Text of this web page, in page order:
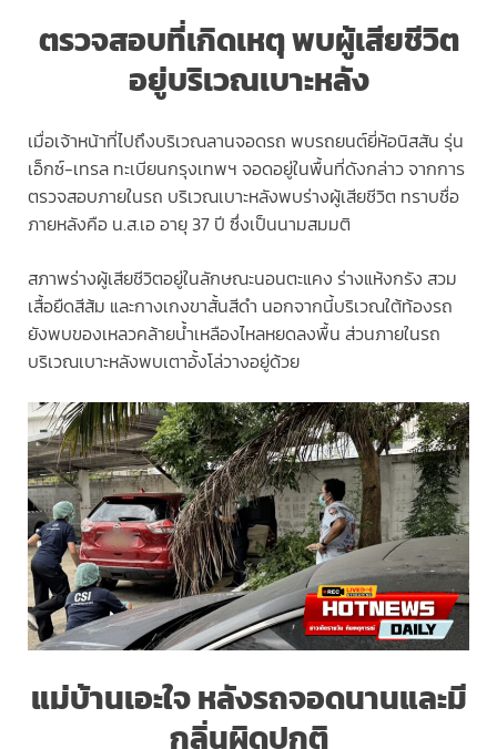
ตรวจสอบที่เกิดเหตุ พบผู้เสียชีวิต
อยู่บริเวณเบาะหลัง
เมื่อเจ้าหน้าที่ไปถึงบริเวณลานจอดรถ พบรถยนต์ยี่ห้อนิสสัน รุ่น
เอ็กซ์-เทรล ทะเบียนกรุงเทพฯ จอดอยู่ในพื้นที่ดังกล่าว จากการ
ตรวจสอบภายในรถ บริเวณเบาะหลังพบร่างผู้เสียชีวิต ทราบชื่อ
ภายหลังคือ น.ส.เอ อายุ 37 ปี ซึ่งเป็นนามสมมติ
สภาพร่างผู้เสียชีวิตอยู่ในลักษณะนอนตะแคง ร่างแห้งกรัง สวม
เสื้อยืดสีส้ม และกางเกงขาสั้นสีดำ นอกจากนี้บริเวณใต้ท้องรถ
ยังพบของเหลวคล้ายน้ำเหลืองไหลหยดลงพื้น ส่วนภายในรถ
บริเวณเบาะหลังพบเตาอั้งโล่วางอยู่ด้วย
แม่บ้านเอะใจ หลังรถจอดนานและมี
กลิ่นผิดปกติ